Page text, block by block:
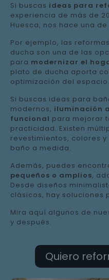
Si buscas ideas para
experiencia de más de
Huesca, nos hace una
Por ejemplo, las
ducha son una de las
para modernizar el
plato de ducha aporta
optimización del espacio.
Si buscas ideas para
modernos, iluminación
funcional para mejorar
practicidad. Existen
revestimientos, colores
baño a medida.
Además, puedes
pequeños o amplios,
Desde diseños
clásicos, hay soluciones
Mira aquí algunos de
y después.
Quiero